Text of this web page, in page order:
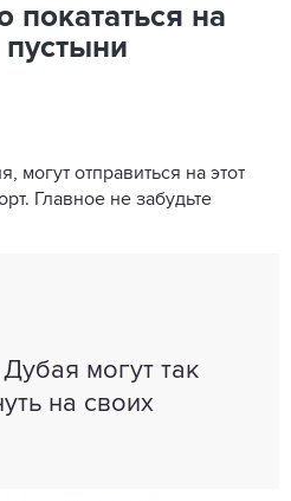
на
могут отправиться на этот
Главное не забудьте
могут так
на своих